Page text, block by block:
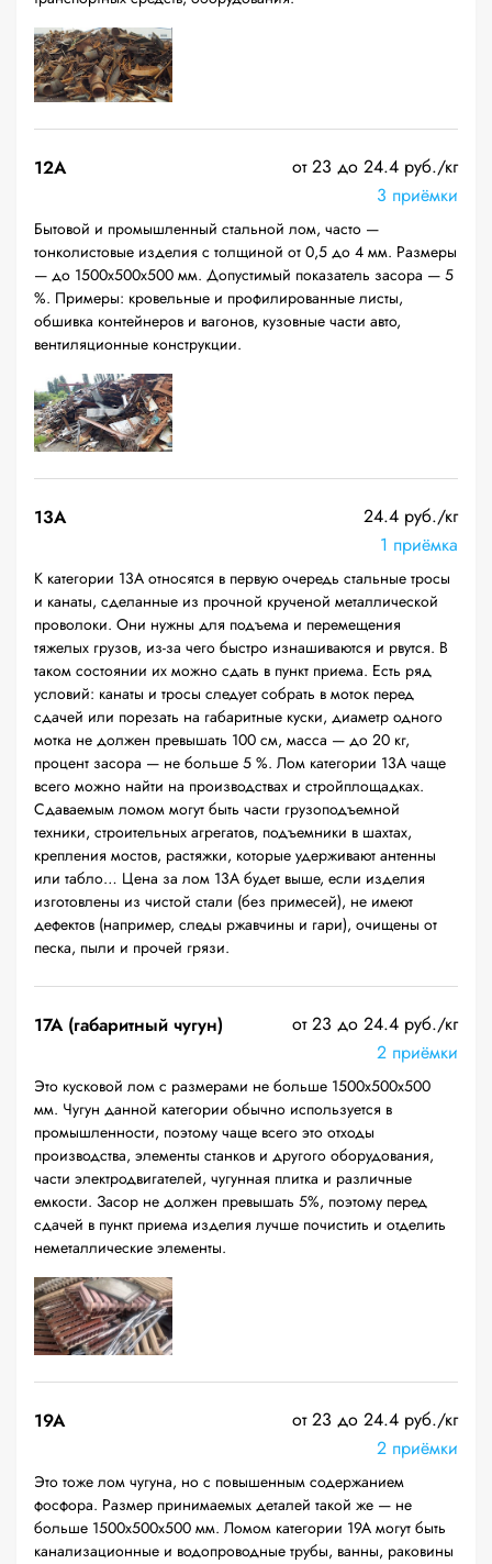
12A
от 23 до 24.4 руб./кг
3 приёмки
Бытовой и промышленный стальной лом, часто —
тонколистовые изделия с толщиной от 0,5 до 4 мм. Размеры
— до 1500х500х500 мм. Допустимый показатель засора — 5
%. Примеры: кровельные и профилированные листы,
обшивка контейнеров и вагонов, кузовные части авто,
вентиляционные конструкции.
13А
24.4 руб./кг
1 приёмка
К категории 13А относятся в первую очередь стальные тросы
и канаты, сделанные из прочной крученой металлической
проволоки. Они нужны для подъема и перемещения
тяжелых грузов, из-за чего быстро изнашиваются и рвутся. В
таком состоянии их можно сдать в пункт приема. Есть ряд
условий: канаты и тросы следует собрать в моток перед
сдачей или порезать на габаритные куски, диаметр одного
мотка не должен превышать 100 см, масса — до 20 кг,
процент засора — не больше 5 %. Лом категории 13А чаще
всего можно найти на производствах и стройплощадках.
Сдаваемым ломом могут быть части грузоподъемной
техники, строительных агрегатов, подъемники в шахтах,
крепления мостов, растяжки, которые удерживают антенны
или табло… Цена за лом 13А будет выше, если изделия
изготовлены из чистой стали (без примесей), не имеют
дефектов (например, следы ржавчины и гари), очищены от
песка, пыли и прочей грязи.
17А (габаритный чугун)
от 23 до 24.4 руб./кг
2 приёмки
Это кусковой лом с размерами не больше 1500х500х500
мм. Чугун данной категории обычно используется в
промышленности, поэтому чаще всего это отходы
производства, элементы станков и другого оборудования,
части электродвигателей, чугунная плитка и различные
емкости. Засор не должен превышать 5%, поэтому перед
сдачей в пункт приема изделия лучше почистить и отделить
неметаллические элементы.
19A
от 23 до 24.4 руб./кг
2 приёмки
Это тоже лом чугуна, но с повышенным содержанием
фосфора. Размер принимаемых деталей такой же — не
больше 1500х500х500 мм. Ломом категории 19А могут быть
канализационные и водопроводные трубы, ванны, раковины